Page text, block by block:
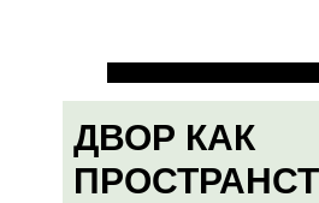
ДВОР КАК